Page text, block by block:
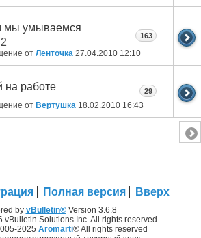
мы умываемся
от Ленточка 27.04.2010 12:10
163
на работе
от Вертушка 18.02.2010 16:43
29
Полная версия Вверх
by vBulletin®Version 3.6.8
vBulletin Solutions Inc. All rights reserved.
2025 Aromarti® All rights reserved